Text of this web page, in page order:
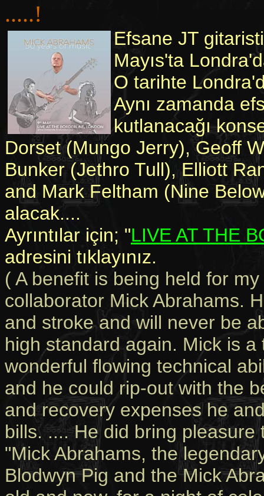
.....!
Efsane JT
Mayıs'ta
O tarihte
Aynı zamanda
kutlanacağı
Dorset (Mungo Jerry), Geoff
Bunker (Jethro Tull), Elliott
and Mark Feltham (Nine
alacak....
Ayrıntılar için; "LIVE AT THE
adresini tıklayınız.
( A benefit is being held for
collaborator Mick Abrahams.
and stroke and will never be
high standard again. Mick is
wonderful flowing technical
and he could rip-out with the
and recovery expenses he
bills. .... He did bring pleasure
"Mick Abrahams, the
Blodwyn Pig and the Mick